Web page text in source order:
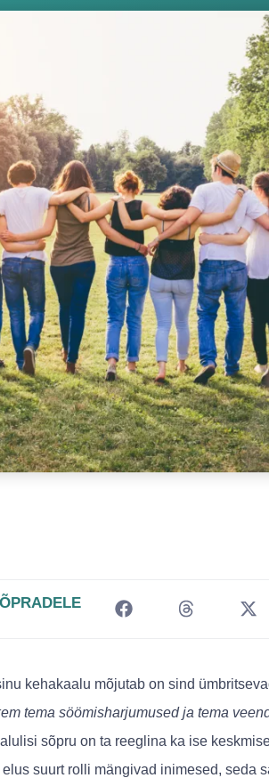
kehakaalu mõjutab on sind
tema söömisharjumused ja tema
sõpru on ta reeglina ka ise
suurt rolli mängivad inimesed, seda